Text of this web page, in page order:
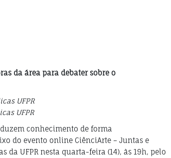
da área para debater sobre o
UFPR
UFPR
conhecimento de forma
do evento online CiênciArte – Juntas e
da UFPR nesta quarta-feira (14), às 19h, pelo